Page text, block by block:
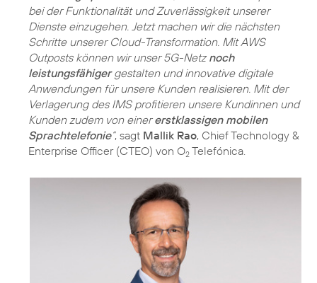
bei der Funktionalität und Zuverlässigkeit unserer
Dienste einzugehen. Jetzt machen wir die nächsten
Schritte unserer Cloud-Transformation. Mit AWS
Outposts können wir unser 5G-Netz noch
leistungsfähigergestalten und innovative digitale
Anwendungen für unsere Kunden realisieren. Mit der
Verlagerung des IMS profitieren unsere Kundinnen und
Kunden zudem von einererstklassigen mobilen
Sprachtelefonie“, sagt Mallik Rao, Chief Technology &
Enterprise Officer (CTEO) von O2 Telefónica.